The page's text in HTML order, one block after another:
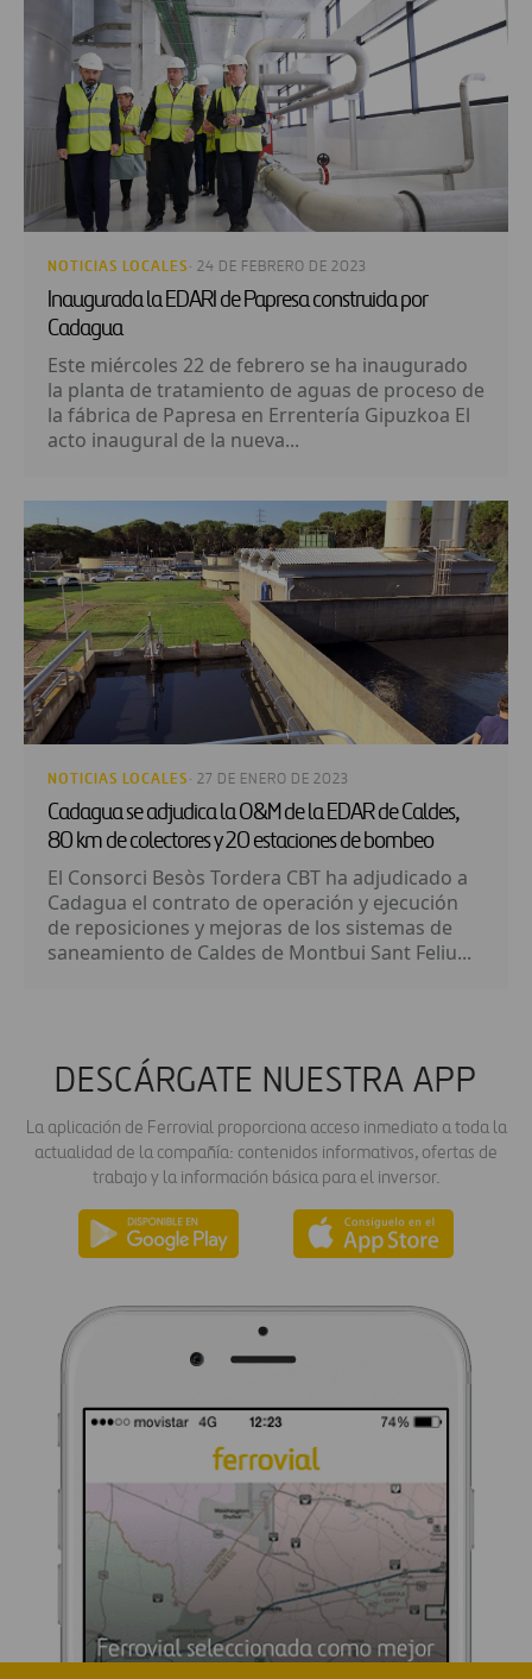
NOTICIAS LOCALES · 24 DE FEBRERO DE 2023
Inaugurada la EDARI de Papresa construida por
Cadagua
Este miércoles 22 de febrero se ha inaugurado
la planta de tratamiento de aguas de proceso de
la fábrica de Papresa en Errentería Gipuzkoa El
acto inaugural de la nueva...
NOTICIAS LOCALES · 27 DE ENERO DE 2023
Cadagua se adjudica la O&M de la EDAR de Caldes,
80 km de colectores y 20 estaciones de bombeo
El Consorci Besòs Tordera CBT ha adjudicado a
Cadagua el contrato de operación y ejecución
de reposiciones y mejoras de los sistemas de
saneamiento de Caldes de Montbui Sant Feliu...
DESCÁRGATE NUESTRA APP
La aplicación de Ferrovial proporciona acceso inmediato a toda la
actualidad de la compañía: contenidos informativos, ofertas de
trabajo y la información básica para el inversor.